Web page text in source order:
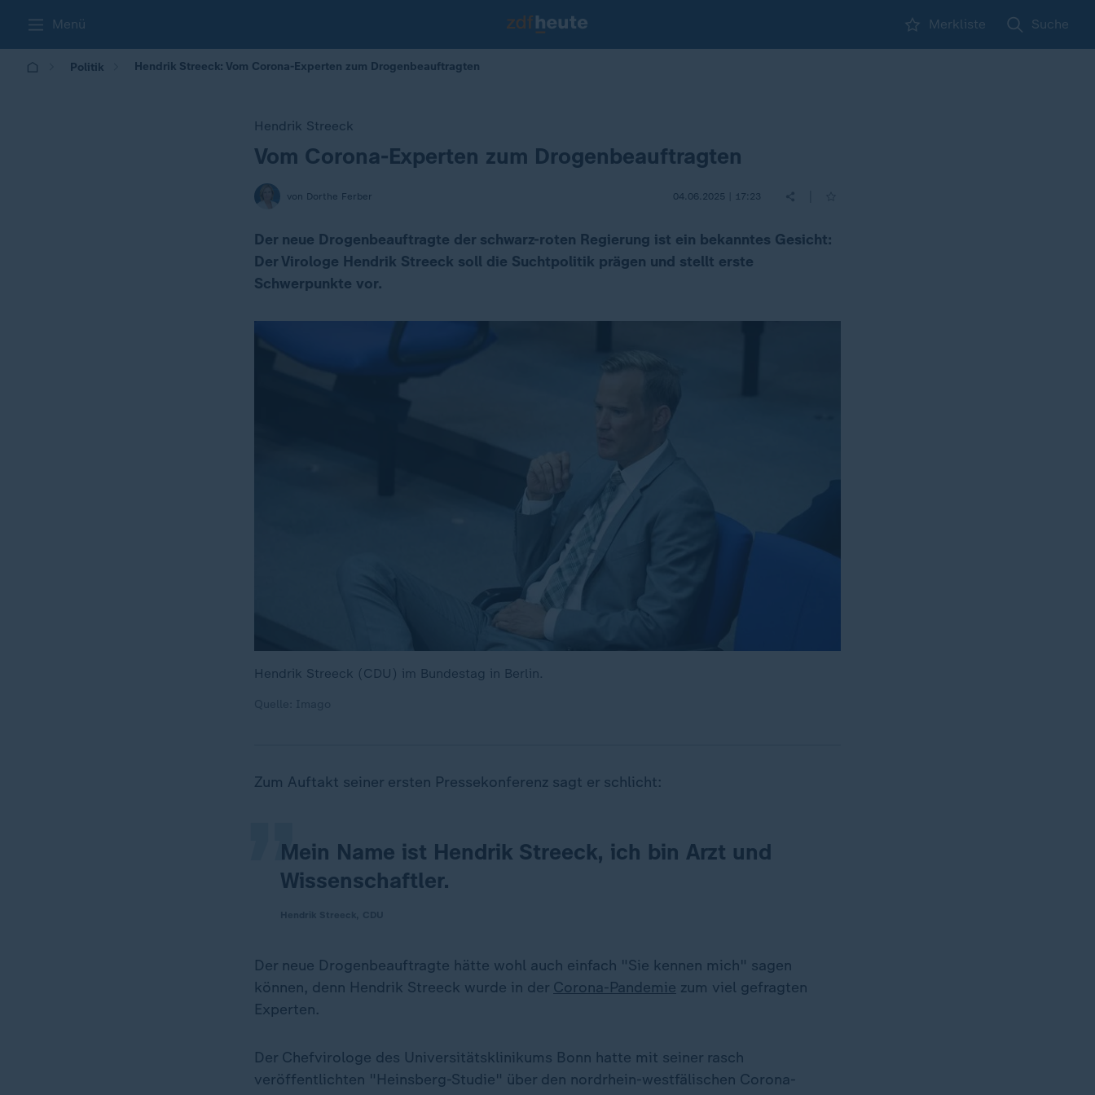
Menü Merkliste Suche
Politik Hendrik Streeck: Vom Corona-Experten zum Drogenbeauftragten
Hendrik Streeck
:
Vom Corona-Experten zum Drogenbeauftragten
von Dorthe Ferber 04.06.2025 | 17:23
Der neue Drogenbeauftragte der schwarz-roten Regierung ist ein bekanntes Gesicht:
Der Virologe Hendrik Streeck soll die Suchtpolitik prägen und stellt erste
Schwerpunkte vor.
Hendrik Streeck (CDU) im Bundestag in Berlin.
Zum Auftakt seiner ersten Pressekonferenz sagt er schlicht:
Mein Name ist Hendrik Streeck, ich bin Arzt und
Wissenschaftler.
„
Der neue Drogenbeauftragte hätte wohl auch einfach "Sie kennen mich" sagen
können, denn Hendrik Streeck wurde in der Corona-Pandemie zum viel gefragten
Experten.
Der Chefvirologe des Universitätsklinikums Bonn hatte mit seiner rasch
veröffentlichten "Heinsberg-Studie" über den nordrhein-westfälischen Corona-